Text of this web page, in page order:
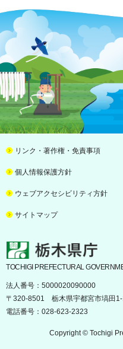
リンク・著作権・免責事項
個人情報保護方針
ウェブアクセシビリティ方針
サイトマップ
栃木県庁
TOCHIGI PREFECTURAL
法人番号：5000020090000
〒320-8501 栃木県宇都宮市塙田
電話番号：028-623-2323
Copyright © Tochigi